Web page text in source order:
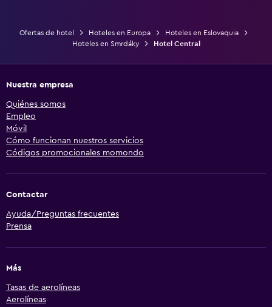
Ofertas de hotel Hoteles en Europa
Hoteles en Eslovaquia
Hoteles en Smrdáky
Hotel Central
Nuestra empresa
Quiénes somos
Empleo
Móvil
Cómo funcionan nuestros servicios
Códigos promocionales momondo
Contactar
Ayuda/Preguntas frecuentes
Prensa
Más
Tasas de aerolíneas
Aerolíneas